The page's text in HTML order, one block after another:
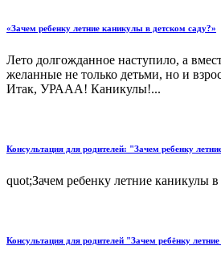
«Зачем ребенку летние каникулы в детском саду?»
Лето долгожданное наступило, а
желанные не только детьми, но и
Итак, УРААА! Каникулы!...
Консультация для родителей: "Зачем ребенку
quot;Зачем ребенку летние каникулы в
Консультация для родителей "Зачем ребёнку